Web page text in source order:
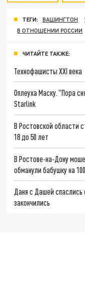
ТЕГИ: ВАШИНГТОН
В ОТНОШЕНИИ РОССИИ
ЧИТАЙТЕ ТАКЖЕ:
Технофашисты XXI века
Оплеуха Маску. "Пора
Starlink
В Ростовской области
18 до 50 лет
В Ростове-на-Дону
обманули бабушку на
Даня с Дашей
закончились